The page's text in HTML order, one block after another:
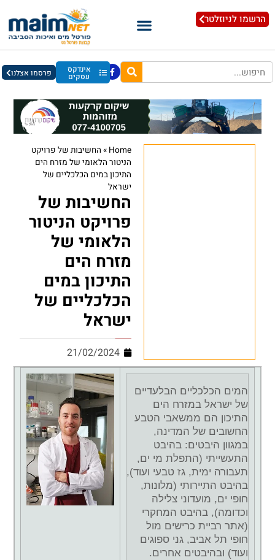
הרשמו לניוזלטר
אינדקס
עסקים פרסמו אצלנו
Home
» החשיבות של פרויקט
הניטור הלאומי של מזרח הים
התיכון במים הכלכליים של
ישראל
החשיבות של
פרויקט הניטור
הלאומי של
מזרח הים
התיכון במים
הכלכליים של
ישראל
21/02/2024
המים הכלכליים הבלעדיים
של ישראל במזרח הים
התיכון הם ממשאבי הטבע
החשובים של המדינה,
במגוון היבטים: בהיבט
התעשייתי (התפלת מי ים,
תעבורה ימית, גז טבעי ועוד),
בהיבט התיירותי (מלונות,
חופי ים, מועדוני צלילה
וכדומה), בהיבט המחקרי
(אתר רביית כרישים מול
חופי תל אביב, גני ספוגים
ועוד) ובהיבטים אחרים.